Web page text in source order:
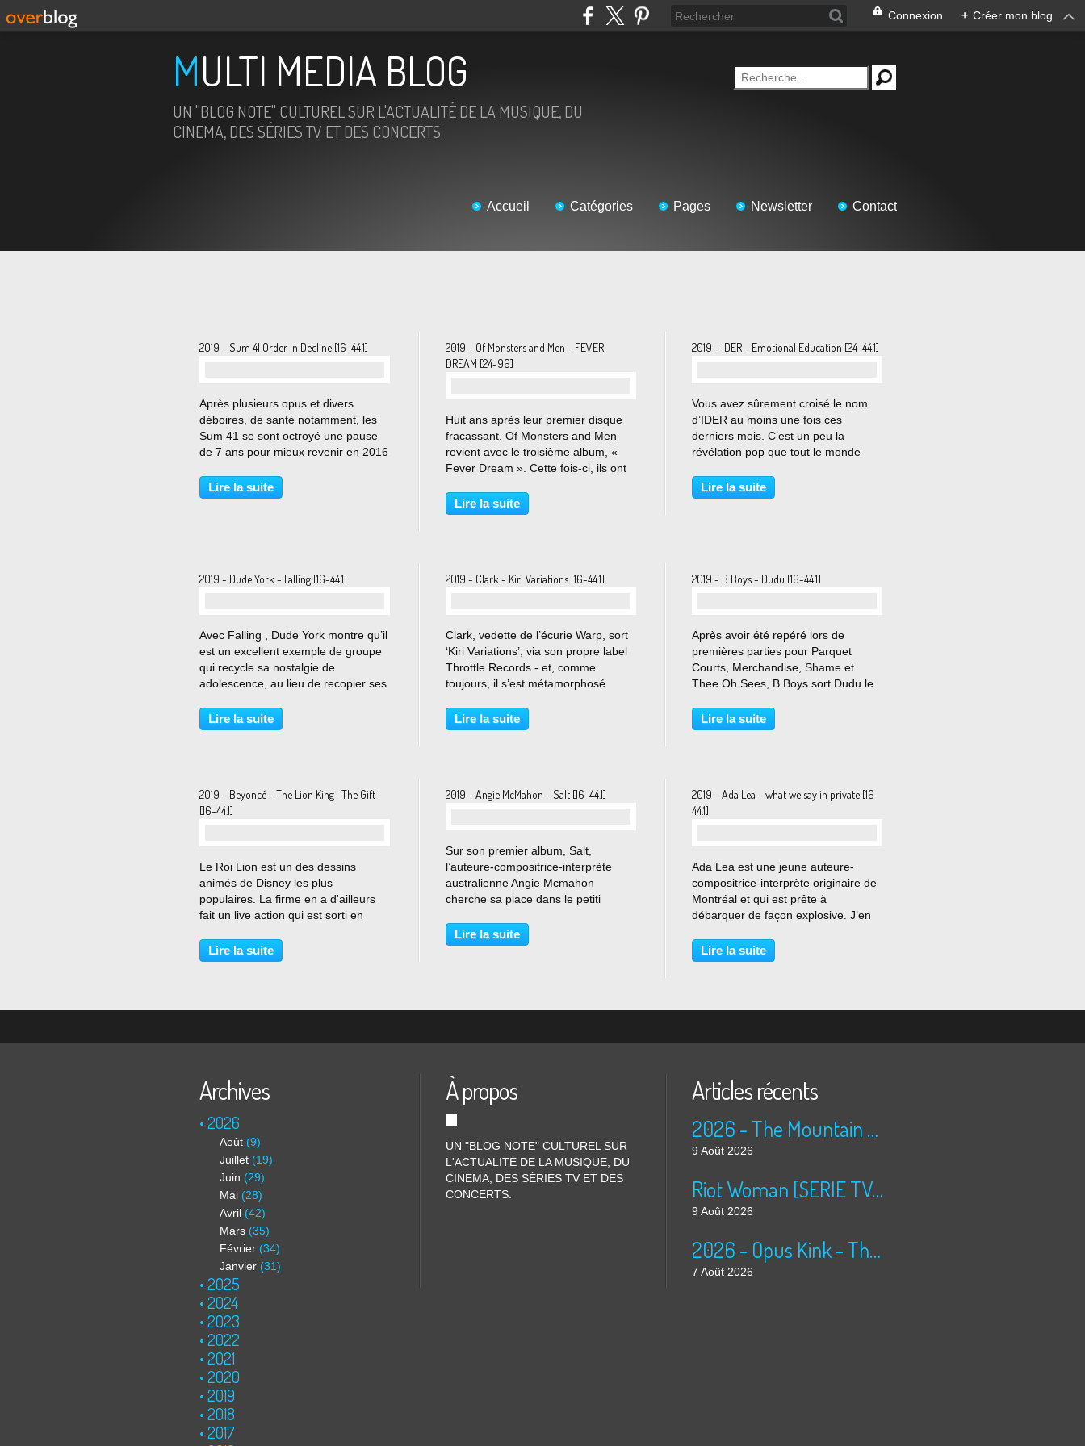
Connexion + Créer mon blog
MULTI MEDIA BLOG
UN "BLOG NOTE" CULTUREL SUR L'ACTUALITÉ DE LA MUSIQUE, DU
CINEMA, DES SÉRIES TV ET DES CONCERTS.
Accueil Catégories Pages Newsletter Contact
2019 - Sum 41 Order In Decline [16-44.1]
Après plusieurs opus et divers
déboires, de santé notamment, les
Sum 41 se sont octroyé une pause
de 7 ans pour mieux revenir en 2016
lancée, les revoici avec dix nouveaux
titres qui composent le disque Order
Lire la suite
2019 - Of Monsters and Men - FEVER
DREAM [24-96]
Huit ans après leur premier disque
fracassant, Of Monsters and Men
revient avec le troisième album, «
Fever Dream ». Cette fois-ci, ils ont
son folk-pop qui nous les a fait
découvrir. L’album s'ouvre sur «
Lire la suite
2019 - IDER - Emotional Education [24-44.1]
Vous avez sûrement croisé le nom
d’IDER au moins une fois ces
derniers mois. C’est un peu la
révélation pop que tout le monde
britannique mené par Megan
Markwick et Lily Somerville avait fait
Lire la suite
2019 - Dude York - Falling [16-44.1]
Avec Falling , Dude York montre qu’il
est un excellent exemple de groupe
qui recycle sa nostalgie de
adolescence, au lieu de recopier ses
Black Sabbath, Blink-182 et Carly
Rae Jepsen). En écoutant le dernier
Lire la suite
2019 - Clark - Kiri Variations [16-44.1]
Clark, vedette de l’écurie Warp, sort
‘Kiri Variations’, via son propre label
Throttle Records - et, comme
toujours, il s’est métamorphosé
nouveau. Cet album de beauté
plaintive, inquiétante voire presque
Lire la suite
2019 - B Boys - Dudu [16-44.1]
Après avoir été repéré lors de
premières parties pour Parquet
Courts, Merchandise, Shame et
Thee Oh Sees, B Boys sort Dudu le
deux ans. En sautant du Dada au
Dudu, les B Boys lâchent une salve
Lire la suite
2019 - Beyoncé - The Lion King- The Gift
[16-44.1]
Le Roi Lion est un des dessins
animés de Disney les plus
populaires. La firme en a d'ailleurs
fait un live action qui est sorti en
sortie américaine, Beyoncé a décidé
de rendre hommage au Roi Lion
Lire la suite
2019 - Angie McMahon - Salt [16-44.1]
Sur son premier album, Salt,
l’auteure-compositrice-interprète
australienne Angie Mcmahon
cherche sa place dans le petiti
Pasta » — un jam rock original pour
le mécontentement —, elle illustre sa
Lire la suite
2019 - Ada Lea - what we say in private [16-
44.1]
Ada Lea est une jeune auteure-
compositrice-interprète originaire de
Montréal et qui est prête à
débarquer de façon explosive. J’en
album intitulé what we say in private
qui fait l’effet d’un uppercut en pleine
Lire la suite
Archives
2026
Août (9)
Juillet (19)
Juin (29)
Mai (28)
Avril (42)
Mars (35)
Février (34)
Janvier (31)
2025
2024
2023
2022
2021
2020
2019
2018
2017
À propos
UN "BLOG NOTE" CULTUREL SUR
L'ACTUALITÉ DE LA MUSIQUE, DU
CINEMA, DES SÉRIES TV ET DES
CONCERTS.
Articles récents
2026 - The Mountain Goats - Days [24-96]
9 Août 2026
Riot Woman [SERIE TV- 1080P - DD 2.0]
9 Août 2026
2026 - Opus Kink - The Sweet Goodbye [24-96]
7 Août 2026